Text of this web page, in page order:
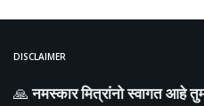
DISCLAIMER
🙏नमस्कार मित्रांनो स्वागत आहे